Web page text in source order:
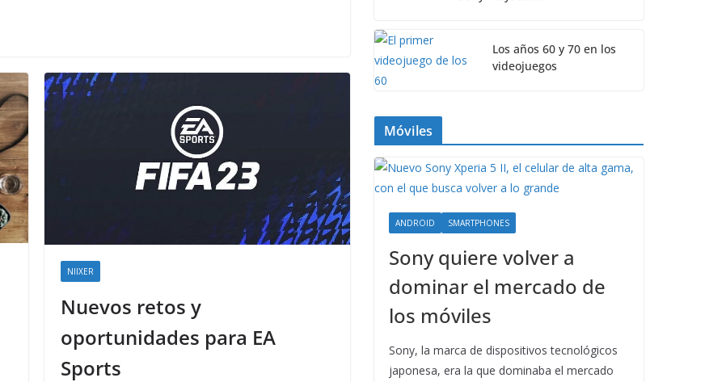
NIIXER
Nuevos retos y
oportunidades para EA
Sports
Los años 60 y 70 en los
videojuegos
Móviles
ANDROID SMARTPHONES
Sony quiere volver a
dominar el mercado de
los móviles
Sony, la marca de dispositivos tecnológicos
japonesa, era la que dominaba el mercado